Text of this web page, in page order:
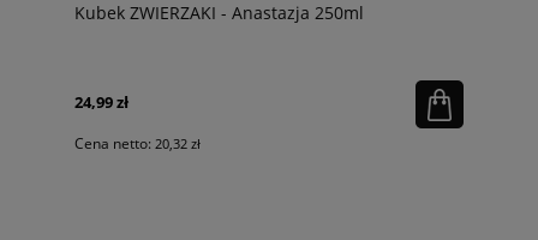
Kubek ZWIERZAKI - Anastazja 250ml
24,99 zł
Cena netto: 20,32 zł